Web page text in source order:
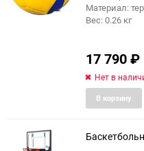
Материал:
Вес: 0.26 кг
17 790₽
Нет в
В корзину